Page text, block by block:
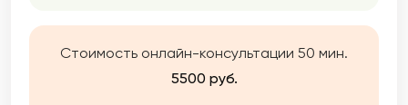
подход позволяет максимально широко и
при этом бережно увидеть клиентскую
Стоимость онлайн-консультации 50 мин.
5500 руб.